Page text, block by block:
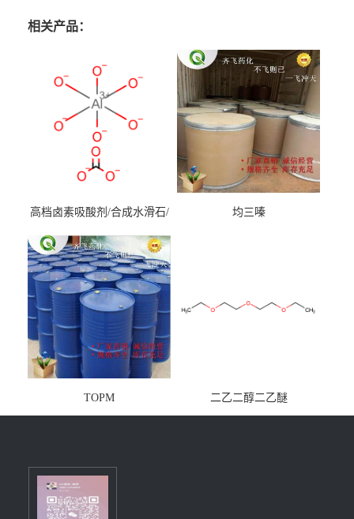
相关产品：
高档卤素吸酸剂/合成水滑石/
均三嗪
TOPM 二乙二醇二乙醚